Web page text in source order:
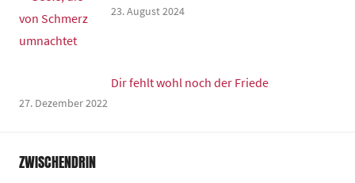
23. August 2024
Dir fehlt wohl noch der Friede
27. Dezember 2022
ZWISCHENDRIN